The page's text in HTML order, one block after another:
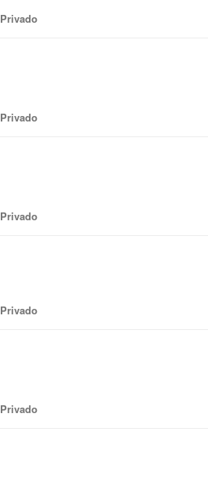
Privado
Privado
Privado
Privado
Privado